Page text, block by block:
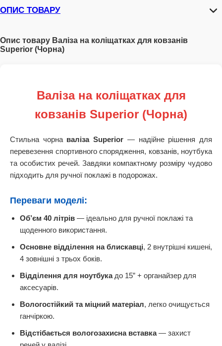
ОПИС ТОВАРУ
Опис товару Валіза на коліщатках для ковзанів
Superior (Чорна)
Валіза на коліщатках для
ковзанів Superior (Чорна)
Стильна чорна валіза Superior — надійне рішення для
перевезення спортивного спорядження, ковзанів, ноутбука
та особистих речей. Завдяки компактному розміру чудово
підходить для ручної поклажі в подорожах.
Переваги моделі:
Об’єм 40 літрів — ідеально для ручної поклажі та
щоденного використання.
Основне відділення на блискавці, 2 внутрішні кишені,
4 зовнішні з трьох боків.
Відділення для ноутбукадо 15” + органайзер для
аксесуарів.
Вологостійкий та міцний матеріал, легко очищується
ганчіркою.
Відстібається вологозахисна вставка— захист